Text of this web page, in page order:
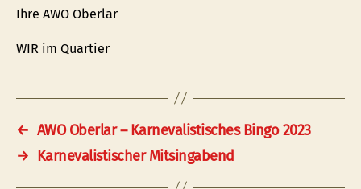
Ihre AWO Oberlar
WIR im Quartier
← AWO Oberlar – Karnevalistisches Bingo 2023
→ Karnevalistischer Mitsingabend